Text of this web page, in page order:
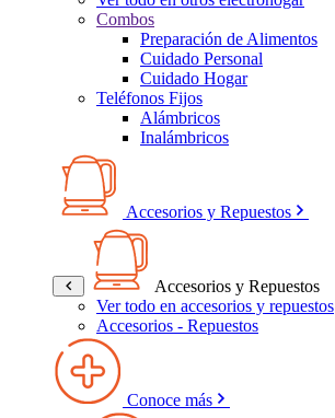
Combos
Preparación de Alimentos
Cuidado Personal
Cuidado Hogar
Teléfonos Fijos
Alámbricos
Inalámbricos
Accesorios y Repuestos
Accesorios y Repuestos
Ver todo en accesorios y repuestos
Accesorios - Repuestos
Conoce más